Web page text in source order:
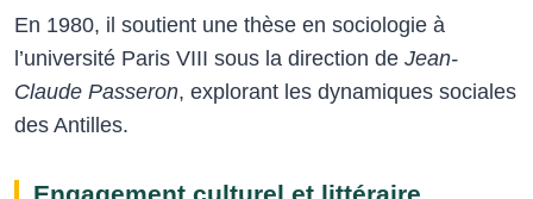
En 1980, il soutient une thèse en sociologie à
l’université Paris VIII sous la direction de Jean-
Claude Passeron, explorant les dynamiques sociales
des Antilles.